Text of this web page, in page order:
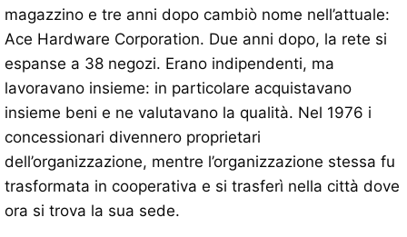
magazzino e tre anni dopo cambiò nome nell’attuale:
Ace Hardware Corporation. Due anni dopo, la rete si
espanse a 38 negozi. Erano indipendenti, ma
lavoravano insieme: in particolare acquistavano
insieme beni e ne valutavano la qualità. Nel 1976 i
concessionari divennero proprietari
dell’organizzazione, mentre l’organizzazione stessa fu
trasformata in cooperativa e si trasferì nella città dove
ora si trova la sua sede.